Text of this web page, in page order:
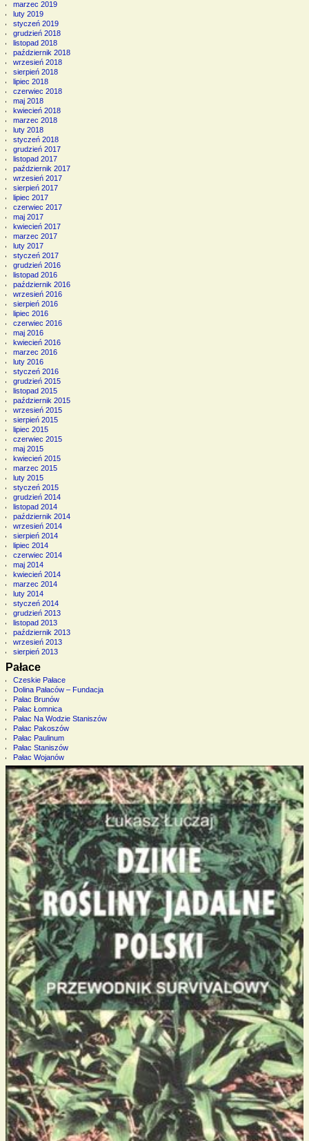
marzec 2019
luty 2019
styczeń 2019
grudzień 2018
listopad 2018
październik 2018
wrzesień 2018
sierpień 2018
lipiec 2018
czerwiec 2018
maj 2018
kwiecień 2018
marzec 2018
luty 2018
styczeń 2018
grudzień 2017
listopad 2017
październik 2017
wrzesień 2017
sierpień 2017
lipiec 2017
czerwiec 2017
maj 2017
kwiecień 2017
marzec 2017
luty 2017
styczeń 2017
grudzień 2016
listopad 2016
październik 2016
wrzesień 2016
sierpień 2016
lipiec 2016
czerwiec 2016
maj 2016
kwiecień 2016
marzec 2016
luty 2016
styczeń 2016
grudzień 2015
listopad 2015
październik 2015
wrzesień 2015
sierpień 2015
lipiec 2015
czerwiec 2015
maj 2015
kwiecień 2015
marzec 2015
luty 2015
styczeń 2015
grudzień 2014
listopad 2014
październik 2014
wrzesień 2014
sierpień 2014
lipiec 2014
czerwiec 2014
maj 2014
kwiecień 2014
marzec 2014
luty 2014
styczeń 2014
grudzień 2013
listopad 2013
październik 2013
wrzesień 2013
sierpień 2013
Pałace
Czeskie Pałace
Dolina Pałaców – Fundacja
Pałac Brunów
Pałac Łomnica
Pałac Na Wodzie Staniszów
Pałac Pakoszów
Pałac Paulinum
Pałac Staniszów
Pałac Wojanów